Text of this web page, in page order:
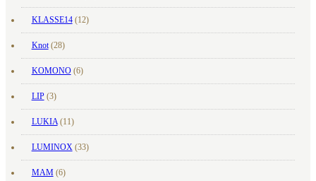
KLASSE14(12)
Knot(28)
KOMONO(6)
LIP(3)
LUKIA(11)
LUMINOX (33)
MAM(6)